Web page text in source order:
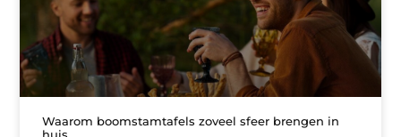
Waarom boomstamtafels zoveel sfeer brengen in
huis